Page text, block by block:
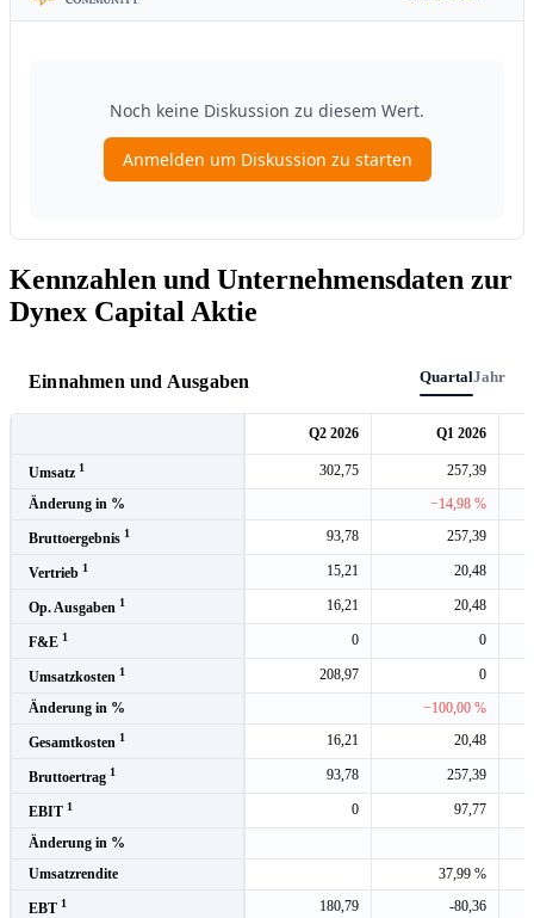
Kennzahlen und Unternehmensdaten zur
Dynex Capital Aktie
Einnahmen und Ausgaben QuartalJahr
Q2 2026 Q1 2026
Umsatz 1 302,75
257,39
Änderung in %
−14,98 %
Bruttoergebnis 1 93,78 257,39
Vertrieb 1 15,21 20,48
Op. Ausgaben 1 16,21 20,48
F&E 1 0 0
Umsatzkosten 1 208,97
0
Änderung in %
−100,00 %
Gesamtkosten 1 16,21 20,48
Bruttoertrag 1 93,78 257,39
EBIT 1 0
97,77
Änderung in %
Umsatzrendite
37,99 %
EBT 1 180,79 -80,36